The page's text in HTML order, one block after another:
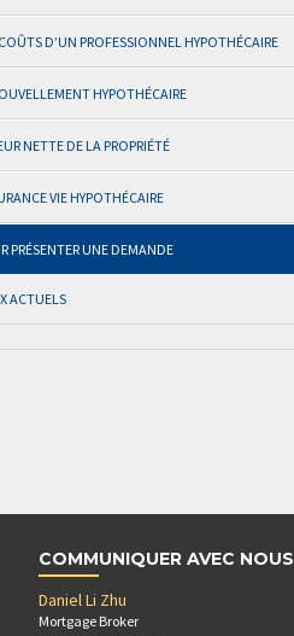
D’UN PROFESSIONNEL HYPOTHÉCAIRE
HYPOTHÉCAIRE
NETTE DE LA PROPRIÉTÉ
VIE HYPOTHÉCAIRE
PRÉSENTER UNE DEMANDE
ACTUELS
COMMUNIQUER AVEC NOUS
Daniel Li Zhu
Mortgage Broker